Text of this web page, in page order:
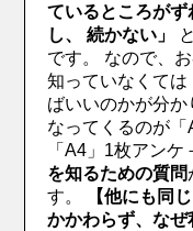
ているところが
し、続かない」
です。
なので、
知っていなくては
ばいいのかが分か
なってくるのが「
「A4」1枚アンケ
を知るための質問
す。
【他にも同
かかわらず、な